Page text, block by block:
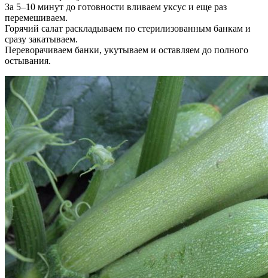
За 5–10 минут до готовности вливаем уксус и еще раз
перемешиваем.
Горячий салат раскладываем по стерилизованным банкам и
сразу закатываем.
Переворачиваем банки, укутываем и оставляем до полного
остывания.